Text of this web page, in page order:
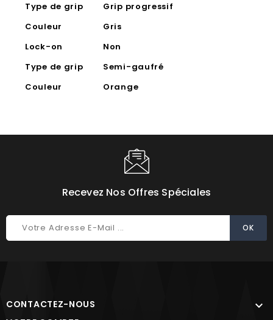
Type de grip
Grip progressif
Couleur
Gris
Lock-on
Non
Type de grip
Semi-gaufré
Couleur
Orange
Recevez Nos Offres Spéciales
CONTACTEZ-NOUS 